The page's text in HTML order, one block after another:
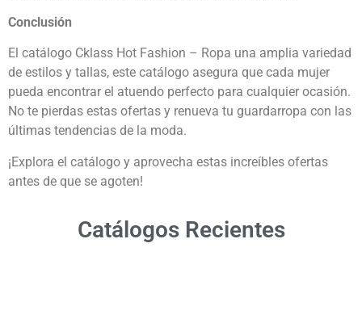
Conclusión
El catálogo Cklass Hot Fashion – Ropa una amplia variedad
de estilos y tallas, este catálogo asegura que cada mujer
pueda encontrar el atuendo perfecto para cualquier ocasión.
No te pierdas estas ofertas y renueva tu guardarropa con las
últimas tendencias de la moda.
¡Explora el catálogo y aprovecha estas increíbles ofertas
antes de que se agoten!
Catálogos Recientes